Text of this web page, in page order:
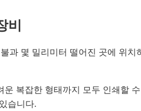
비
과 몇 밀리미터 떨어진 곳에 위치
복잡한 형태까지 모두 인쇄할
습니다.